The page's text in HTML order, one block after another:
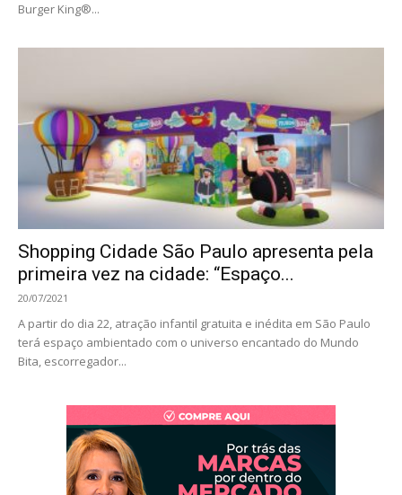
Burger King®...
Shopping Cidade São Paulo apresenta pela
primeira vez na cidade: “Espaço...
20/07/2021
A partir do dia 22, atração infantil gratuita e inédita em São Paulo
terá espaço ambientado com o universo encantado do Mundo
Bita, escorregador...